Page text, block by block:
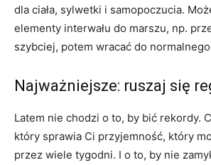
dla ciała, sylwetki i samopoczucia.
elementy interwału do marszu, np.
szybciej, potem wracać do
Najważniejsze: ruszaj się
Latem nie chodzi o to, by bić rekordy.
który sprawia Ci przyjemność, który
przez wiele tygodni. I o to, by nie